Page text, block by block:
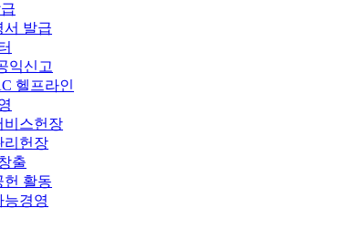
서 발급
익신고
헬프라인
비스헌장
리헌장
출
헌 활동
능경영